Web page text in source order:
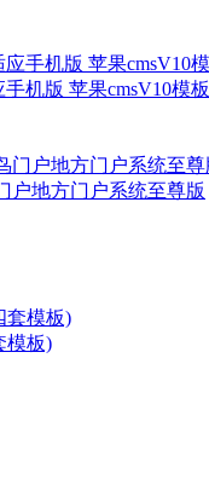
机版 苹果cmsV10模板
户地方门户系统至尊版
模板)